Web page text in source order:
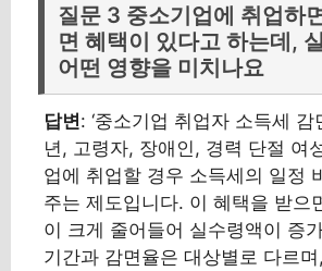
질문 3 중소기업에 취업하
면 혜택이 있다고 하는데,
어떤 영향을 미치나요
답변: ‘중소기업 취업자 소득세 감
년, 고령자, 장애인, 경력 단절 여
업에 취업할 경우 소득세의 일정
주는 제도입니다. 이 혜택을 받으
이 크게 줄어들어 실수령액이 증
기간과 감면율은 대상별로 다르